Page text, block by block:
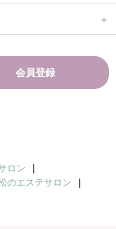
会員登録
ロン
のエステサロン